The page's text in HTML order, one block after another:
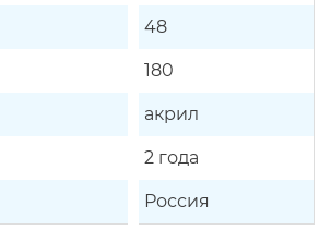
48
180
акрил
2 года
Россия